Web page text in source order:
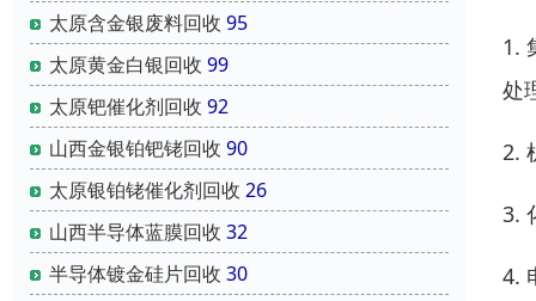
太原含金银废料回收 95
太原黄金白银回收 99
太原钯催化剂回收 92
山西金银铂钯铑回收 90
太原银铂铑催化剂回收 26
山西半导体蓝膜回收 32
半导体镀金硅片回收 30
1.
处
2.
3.
4.